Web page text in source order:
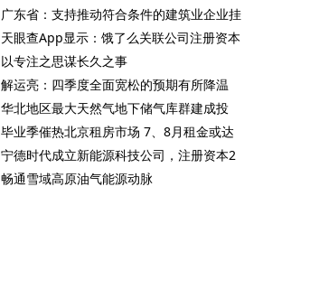
广东省：支持推动符合条件的建筑业企业挂
天眼查App显示：饿了么关联公司注册资本
以专注之思谋长久之事
解运亮：四季度全面宽松的预期有所降温
华北地区最大天然气地下储气库群建成投
毕业季催热北京租房市场 7、8月租金或达
宁德时代成立新能源科技公司，注册资本2
畅通雪域高原油气能源动脉